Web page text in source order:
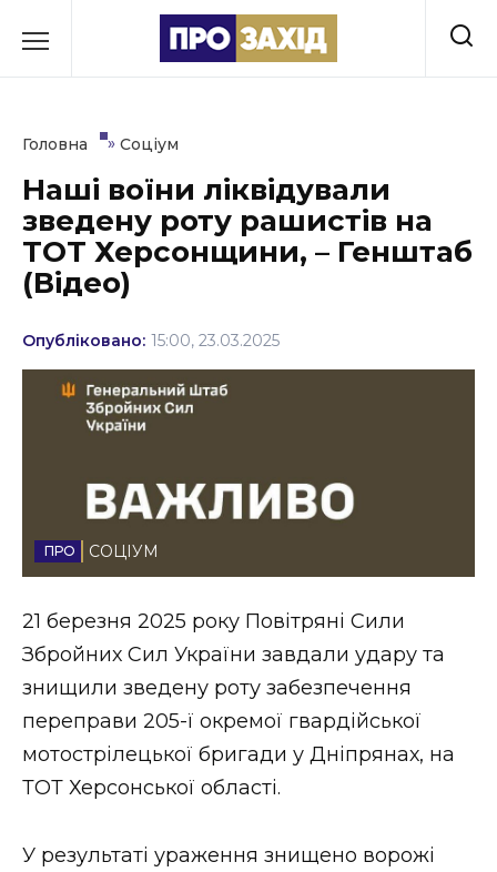
до
Культура
Освіта
Політика
Соціум
Стиль життя
Втрачений Ужгород
Втрачений Ужгород (відеоверсія)
ЗАКАРПАТСЬКІ НОВИНИ
Головна » Соціум
Наші воїни ліквідували
зведену роту рашистів на
ТОТ Херсонщини, – Генштаб
(Відео)
Опубліковано: 15:00, 23.03.2025
СОЦІУМ
21 березня 2025 року Повітряні Сили
Збройних Сил України завдали удару та
знищили зведену роту забезпечення
переправи 205-ї окремої гвардійської
мотострілецької бригади у Дніпрянах, на
ТОТ Херсонської області.
У результаті ураження знищено ворожі